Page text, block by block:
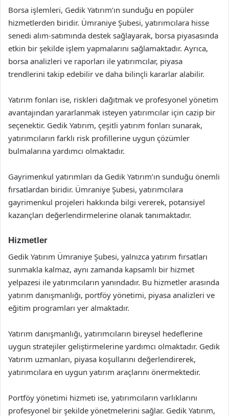
Borsa işlemleri, Gedik Yatırım’ın sunduğu en popüler
hizmetlerden biridir. Ümraniye Şubesi, yatırımcılara hisse
senedi alım-satımında destek sağlayarak, borsa piyasasında
etkin bir şekilde işlem yapmalarını sağlamaktadır. Ayrıca,
borsa analizleri ve raporları ile yatırımcılar, piyasa
trendlerini takip edebilir ve daha bilinçli kararlar alabilir.
Yatırım fonları ise, riskleri dağıtmak ve profesyonel yönetim
avantajından yararlanmak isteyen yatırımcılar için cazip bir
seçenektir. Gedik Yatırım, çeşitli yatırım fonları sunarak,
yatırımcıların farklı risk profillerine uygun çözümler
bulmalarına yardımcı olmaktadır.
Gayrimenkul yatırımları da Gedik Yatırım’ın sunduğu önemli
fırsatlardan biridir. Ümraniye Şubesi, yatırımcılara
gayrimenkul projeleri hakkında bilgi vererek, potansiyel
kazançları değerlendirmelerine olanak tanımaktadır.
Hizmetler
Gedik Yatırım Ümraniye Şubesi, yalnızca yatırım fırsatları
sunmakla kalmaz, aynı zamanda kapsamlı bir hizmet
yelpazesi ile yatırımcıların yanındadır. Bu hizmetler arasında
yatırım danışmanlığı, portföy yönetimi, piyasa analizleri ve
eğitim programları yer almaktadır.
Yatırım danışmanlığı, yatırımcıların bireysel hedeflerine
uygun stratejiler geliştirmelerine yardımcı olmaktadır. Gedik
Yatırım uzmanları, piyasa koşullarını değerlendirerek,
yatırımcılara en uygun yatırım araçlarını önermektedir.
Portföy yönetimi hizmeti ise, yatırımcıların varlıklarını
profesyonel bir şekilde yönetmelerini sağlar. Gedik Yatırım,